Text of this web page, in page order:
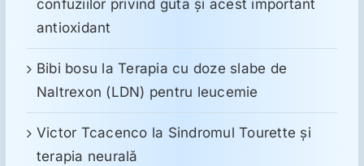
confuziilor privind guta și acest important
antioxidant
Bibi bosu laTerapia cu doze slabe de
Naltrexon (LDN) pentru leucemie
Victor Tcacenco la Sindromul Tourette şi
terapia neurală